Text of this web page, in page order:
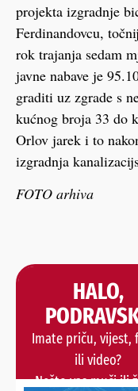
projekta izgradnje
Ferdinandovcu,
rok trajanja sedam
javne nabave je
graditi uz zgrade s
kućnog broja 33 do
Orlov jarek i to
izgradnja
FOTO arhiva
HALO,
Imate priču, vijest,
ili video?
Nešto vas muči ili